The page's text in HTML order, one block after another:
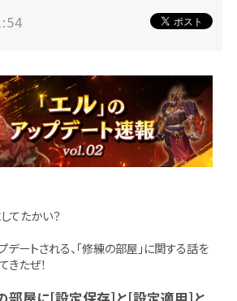
てたかい？
ートされる、「修練の部屋」に関する話を
きたぜ！